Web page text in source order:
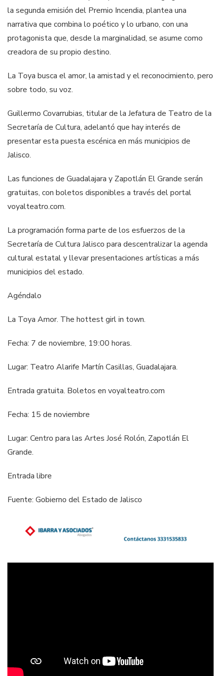
la segunda emisión del Premio Incendia, plantea una
narrativa que combina lo poético y lo urbano, con una
protagonista que, desde la marginalidad, se asume como
creadora de su propio destino.
La Toya busca el amor, la amistad y el reconocimiento, pero
sobre todo, su voz.
Guillermo Covarrubias, titular de la Jefatura de Teatro de la
Secretaría de Cultura, adelantó que hay interés de
presentar esta puesta escénica en más municipios de
Jalisco.
Las funciones de Guadalajara y Zapotlán El Grande serán
gratuitas, con boletos disponibles a través del portal
voyalteatro.com.
La programación forma parte de los esfuerzos de la
Secretaría de Cultura Jalisco para descentralizar la agenda
cultural estatal y llevar presentaciones artísticas a más
municipios del estado.
Agéndalo
La Toya Amor. The hottest girl in town.
Fecha: 7 de noviembre, 19:00 horas.
Lugar: Teatro Alarife Martín Casillas, Guadalajara.
Entrada gratuita. Boletos en voyalteatro.com
Fecha: 15 de noviembre
Lugar: Centro para las Artes José Rolón, Zapotlán El
Grande.
Entrada libre
Fuente: Gobierno del Estado de Jalisco